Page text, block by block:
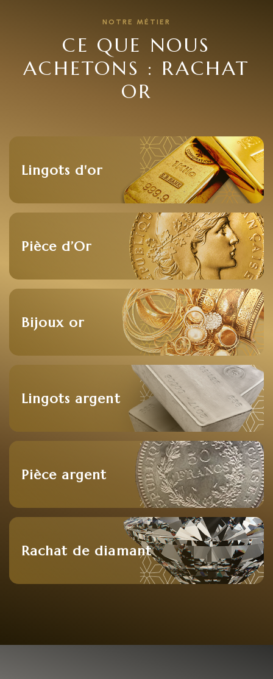
NOTRE MÉTIER
CE QUE NOUS
ACHETONS : RACHAT
OR
Lingots d'or
Pièce d’Or
Bijoux or
Lingots argent
Pièce argent
Rachat de diamant